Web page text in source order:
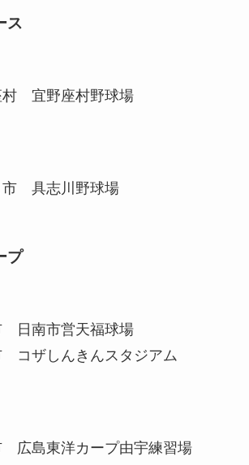
ス
村 宜野座村野球場
市 具志川野球場
プ
日南市営天福球場
コザしんきんスタジアム
広島東洋カープ由宇練習場